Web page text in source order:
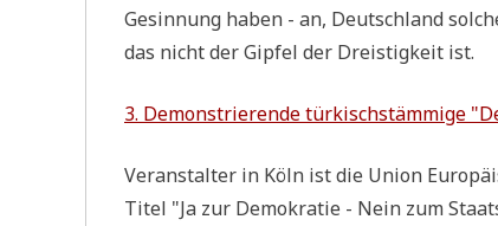
Gesin­nung haben - an, Deutsch­land
das nicht der Gip­fel der Drei­stig­keit ist.
3. Demon­strie­ren­de tür­kisch­stäm­mi­ge
Ver­an­stal­ter in Köln ist die Uni­on
Titel "Ja zur Demo­kra­tie - Nein zum